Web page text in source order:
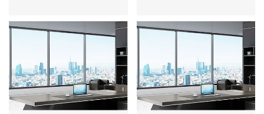
人员这就来跟大家简单的说
构由三部分组成：立柱片、
横梁和层板。立柱......
员这就来跟大家简单的说一
持通风干燥的环境：经常性
地保持室内通风......